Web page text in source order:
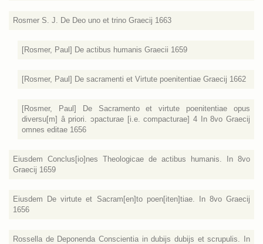
Rosmer S. J. De Deo uno et trino Graecij 1663
[Rosmer, Paul] De actibus humanis Graecii 1659
[Rosmer, Paul] De sacramenti et Virtute poenitentiae Graecij 1662
[Rosmer, Paul] De Sacramento et virtute poenitentiae opus
diversu[m] â priori. ɔpacturae [i.e. compacturae] 4 In 8vo Graecij
omnes editae 1656
Eiusdem Conclus[io]nes Theologicae de actibus humanis. In 8vo
Graecij 1659
Eiusdem De virtute et Sacram[en]to poen[iten]tiae. In 8vo Graecij
1656
Rossella de Deponenda Conscientia in dubijs dubijs et scrupulis. In